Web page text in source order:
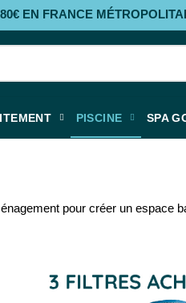
EN FRANCE
PISCINE SPA
pour créer un espace